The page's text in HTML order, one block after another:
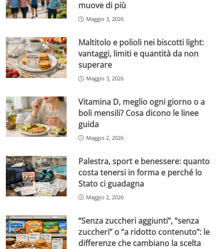
muove di più
Maggio 3, 2026
Maltitolo e polioli nei biscotti light:
vantaggi, limiti e quantità da non
superare
Maggio 3, 2026
Vitamina D, meglio ogni giorno o a
boli mensili? Cosa dicono le linee
guida
Maggio 2, 2026
Palestra, sport e benessere: quanto
costa tenersi in forma e perché lo
Stato ci guadagna
Maggio 2, 2026
“Senza zuccheri aggiunti”, “senza
zuccheri” o “a ridotto contenuto”: le
differenze che cambiano la scelta